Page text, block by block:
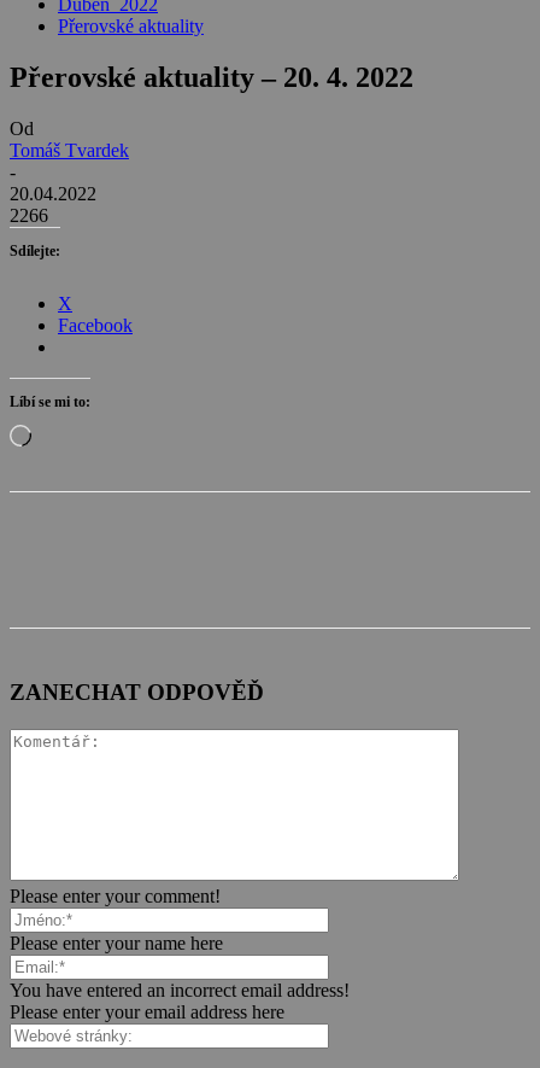
Duben_2022
Přerovské aktuality
Přerovské aktuality – 20. 4. 2022
Od
Tomáš Tvardek
-
20.04.2022
2266
Sdílejte:
X
Facebook
Líbí se mi to:
Načítání…
ZANECHAT ODPOVĚĎ
Please enter your comment!
Please enter your name here
You have entered an incorrect email address!
Please enter your email address here